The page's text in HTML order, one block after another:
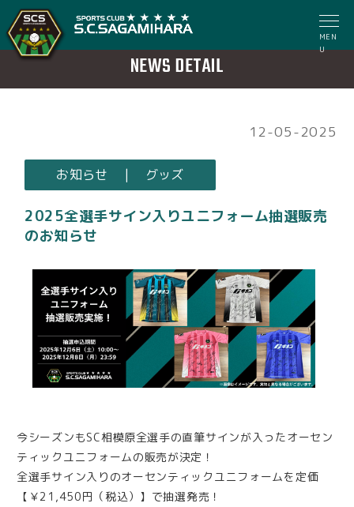
MEN
U
NEWS DETAIL
12-05-2025
お知らせ | グッズ
2025全選手サイン入りユニフォーム抽選販売
のお知らせ
今シーズンもSC相模原全選手の直筆サインが入ったオーセン
ティックユニフォームの販売が決定！
全選手サイン入りのオーセンティックユニフォームを定価
【￥21,450円（税込）】で抽選発売！